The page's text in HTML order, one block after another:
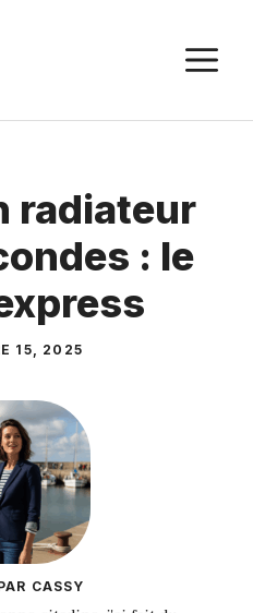
radiateur
: le
15, 2025
CASSY